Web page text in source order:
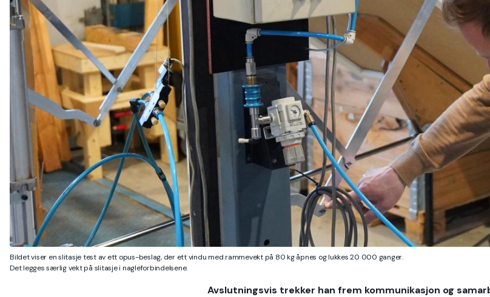
Bildet viser en slitasje test av ett opus-beslag, der ett vindu med rammevekt på 80 kg åpnes og lukkes 20 000 ganger.
Det legges særlig vekt på slitasje i nagleforbindelsene.
Avslutningsvis trekker han frem kommunikasjon og